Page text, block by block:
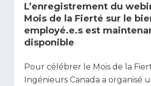
L’enregistrement du
Mois de la Fierté sur le
employé.e.s est
disponible
Pour célébrer le Mois de la
Ingénieurs Canada a organisé